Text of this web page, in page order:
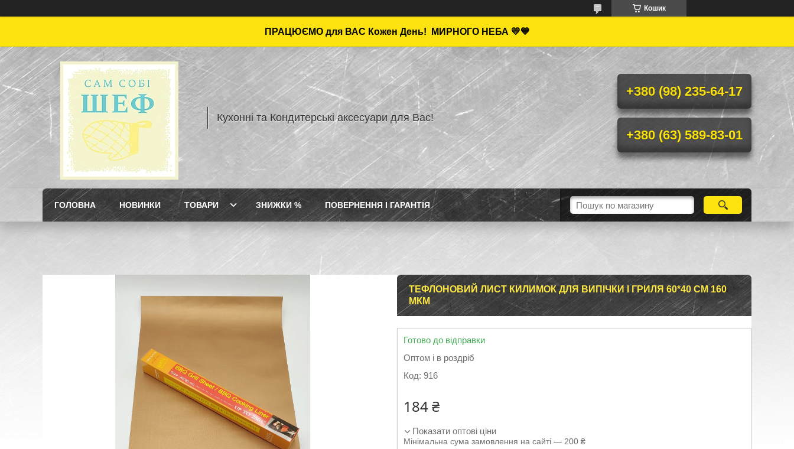
Кошик
ПРАЦЮЄМО для ВАС Кожен День! МИРНОГО НЕБА 💛💙
Кухонні та Кондитерські аксесуари для Вас!
+380 (98) 235-64-17
+380 (63) 589-83-01
ГОЛОВНА НОВИНКИ ТОВАРИ ЗНИЖКИ % ПОВЕРНЕННЯ І ГАРАНТІЯ
ТЕФЛОНОВИЙ ЛИСТ КИЛИМОК ДЛЯ ВИПІЧКИ І ГРИЛЯ 60*40 СМ 160
МКМ
Готово до відправки
Оптом і в роздріб
Код: 916
184 ₴
Показати оптові ціни
Мінімальна сума замовлення на сайті — 200 ₴